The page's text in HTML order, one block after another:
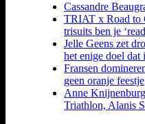
Cassandre
TRIAT x Road to
trisuits ben je
Jelle Geens zet
het enige doel dat
Fransen
geen oranje feestje
Anne
Triathlon, Alanis